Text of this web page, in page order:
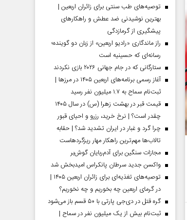
توصیه‌های طب سنتی برای زائران اربعین |
بهترین نوشیدنی ضد عطش و راهکارهای
پیشگیری از گرمازدگی
راز ماندگاری «رادیو اربعین» از زبان دو گوینده؛
رسانه‌ای که حسینیه است
ستارگانی که در جام جهانی ۲۰۲۶ بازی نکردند
آغاز رسمی برنامه‌های اربعین ۱۴۰۵ در مرز‌ها |
ثبت‌نام سماح به ۱.۷ میلیون نفر رسید
قیمت قبر در بهشت زهرا (س) در سال ۱۴۰۵
چقدر است؟ | نرخ خرید، رزرو و احیای قبور
چرا گرد و غبار در ایران تشدید شد؟ | حقابه
تالاب‌ها مهم‌ترین راهکار مهار ریزگردهاست
مجازات سنگین برای آدم‌ربایان گوش‌بر
واکسن جدید سرطان پانکراس امیدبخش شد
توصیه‌های تغذیه‌ای برای زائران اربعین ۱۴۰۵ |
در گرمای اربعین چه بخوریم و چه نخوریم؟
گره قتل در دی‌جی پارتی با ۵۰ قسم باز می‌شود
ثبت‌نام بیش از یک میلیون نفر در سماح |